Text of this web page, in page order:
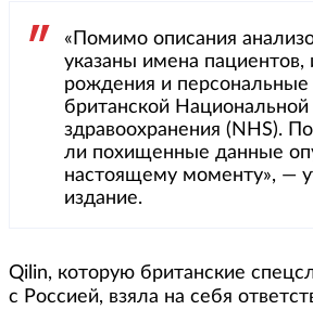
«Помимо описания
указаны имена пациентов,
рождения и
британской Национальной
здравоохранения (NHS).
ли похищенные данные
настоящему моменту», —
издание.
Qilin, которую британские
с Россией, взяла на себя